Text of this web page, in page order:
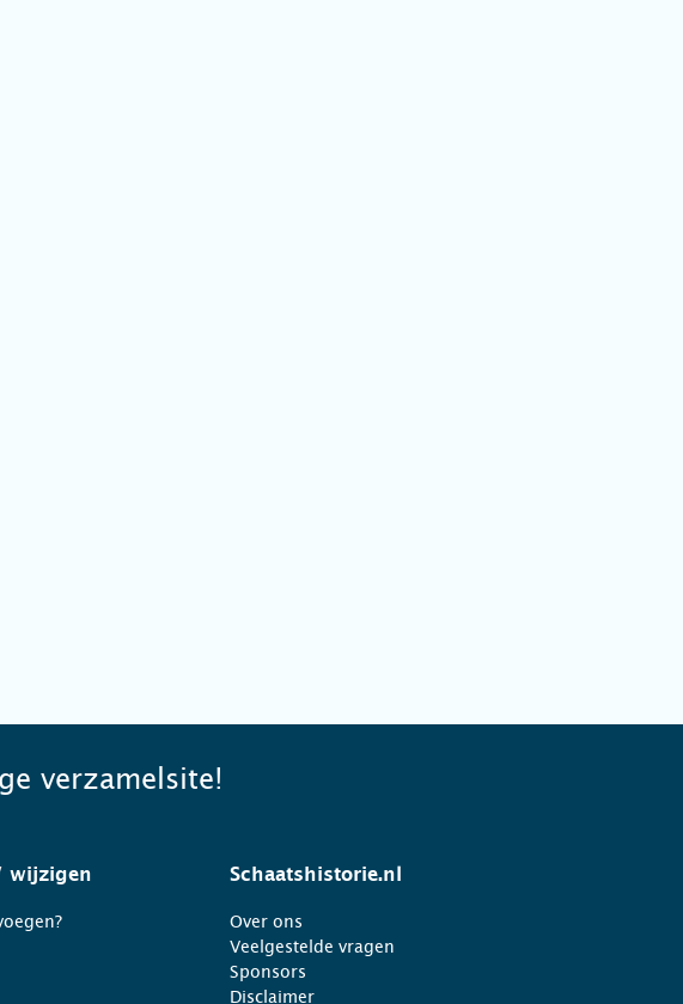
verzamelsite!
wijzigen Schaatshistorie.nl
Over ons
Veelgestelde vragen
Sponsors
Disclaimer